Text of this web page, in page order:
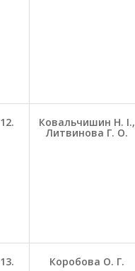
12. Ковальчишин Н. І.,
Литвинова Г. О.
13. Коробова О. Г.